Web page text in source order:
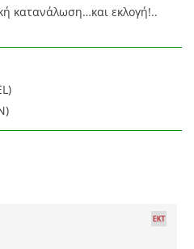
κατανάλωση…και εκλογή!..